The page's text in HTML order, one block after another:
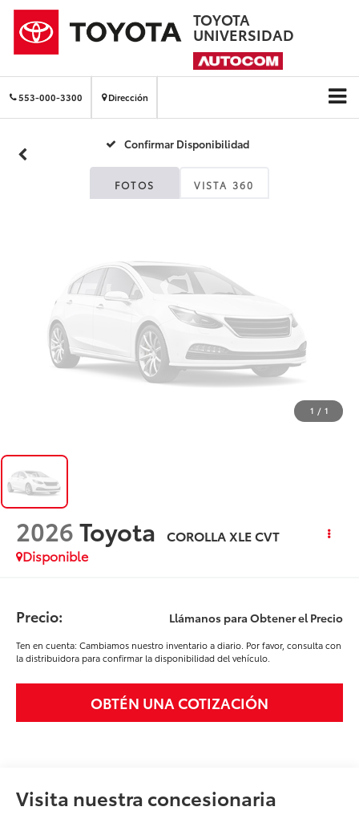
TOYOTA
UNIVERSIDAD
553-000-3300 Dirección
Confirmar Disponibilidad
FOTOS VISTA 360
Fotos No
Disponibles
Por favor, revise luego
1 / 1
2026Toyota
COROLLA XLE CVT
Disponible
Precio: Llámanos para Obtener el Precio
Ten en cuenta: Cambiamos nuestro inventario a diario. Por favor, consulta con
la distribuidora para confirmar la disponibilidad del vehículo.
OBTÉN UNA COTIZACIÓN
Visita nuestra concesionaria